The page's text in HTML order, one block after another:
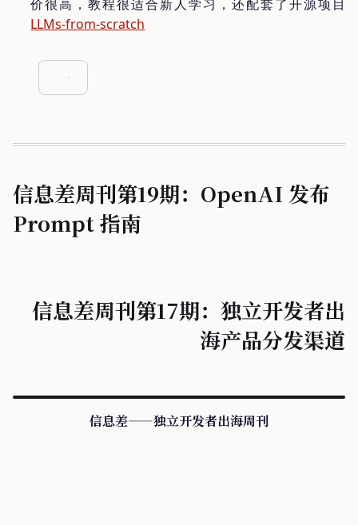
价很高，教程很适合新人学习，还配套了开源项目
LLMs-from-scratch
信息差周刊第19期：OpenAI 发布
Prompt 指南
信息差周刊第17期：独立开发者出
海产品分发渠道
信息差——独立开发者出海周刊